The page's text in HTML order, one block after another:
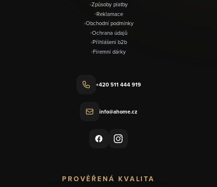
Způsoby platby
Reklamace
Obchodní podmínky
Ochrana údajů
Přihlášení b2b
Firemní dárky
+420 511 444 919
info@ahome.cz
PROVĚŘENÁ KVALITA